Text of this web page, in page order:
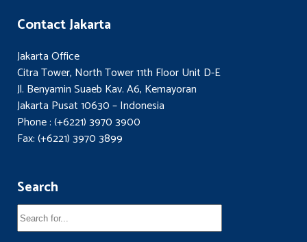
Contact Jakarta
Jakarta Office
Citra Tower, North Tower 11th Floor Unit D-E
Jl. Benyamin Suaeb Kav. A6, Kemayoran
Jakarta Pusat 10630 – Indonesia
Phone : (+6221) 3970 3900
Fax: (+6221) 3970 3899
Search